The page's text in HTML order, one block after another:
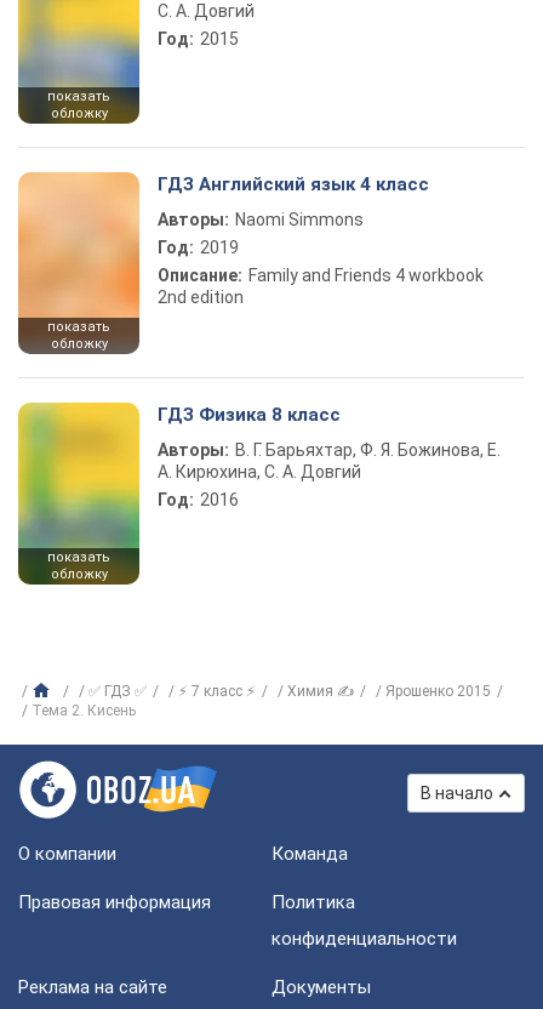
показать
обложку
С. А. Довгий
Год: 2015
показать
обложку
ГДЗ Английский язык 4 класс
Авторы: Naomi Simmons
Год: 2019
Описание: Family and Friends 4 workbook
2nd edition
показать
обложку
ГДЗ Физика 8 класс
Авторы: В. Г. Барьяхтар, Ф. Я. Божинова, Е.
А. Кирюхина, С. А. Довгий
Год: 2016
✅ ГДЗ ✅ ⚡ 7 класс ⚡ Химия ✍
Ярошенко 2015
Тема 2. Кисень
В начало
О компании Команда
Правовая информация
Политика
конфиденциальности
Реклама на сайте Документы